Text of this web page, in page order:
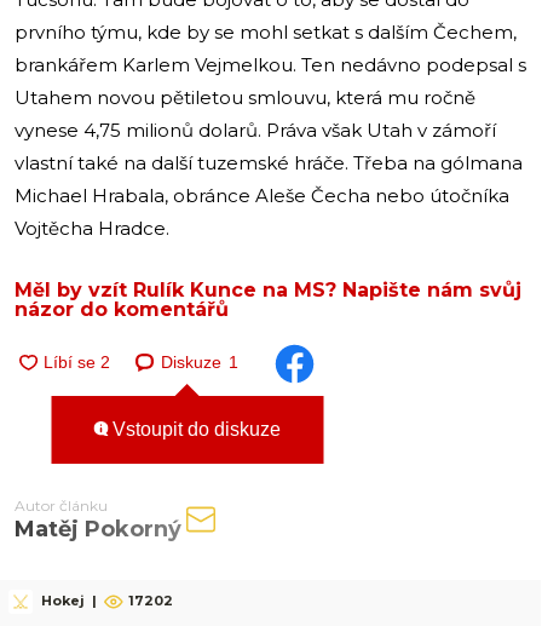
prvního týmu, kde by se mohl setkat s dalším Čechem,
brankářem Karlem Vejmelkou. Ten nedávno podepsal s
Utahem novou pětiletou smlouvu, která mu ročně
vynese 4,75 milionů dolarů. Práva však Utah v zámoří
vlastní také na další tuzemské hráče. Třeba na gólmana
Michael Hrabala, obránce Aleše Čecha nebo útočníka
Vojtěcha Hradce.
Měl by vzít Rulík Kunce na MS? Napište nám svůj
názor do komentářů
Diskuze 1
Vstoupit do diskuze
Autor článku
Matěj Pokorný
Hokej | 17202